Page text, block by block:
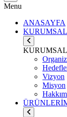
Menu
ANASAYFA
KURUMSAL
KURUMSAL
Vizyon
Misyon